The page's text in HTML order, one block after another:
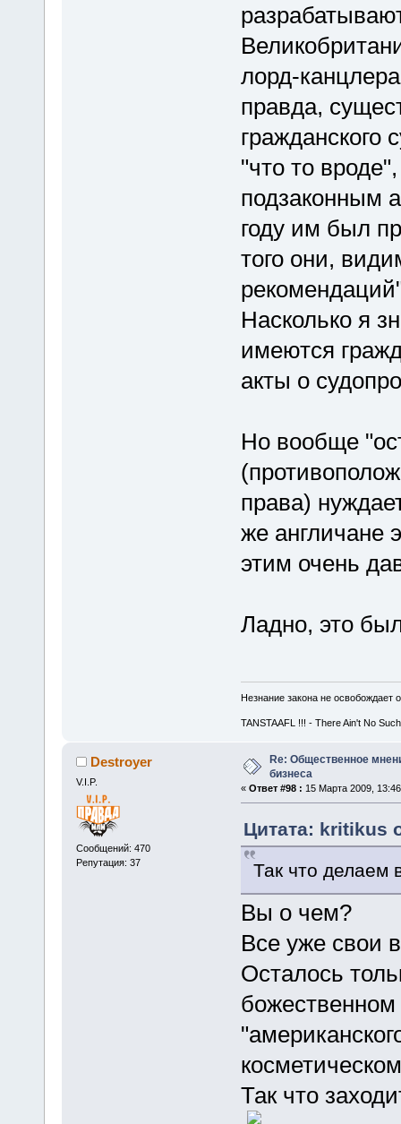
лорд-
правда,
гражданского
"что то
подзаконным
году им был
того они,
Насколько я
имеются
акты о
Но вообще
права)
же англичане
этим очень
Ладно, это
Незнание закона не освобождает
TANSTAAFL !!! - There Ain't No
Destroyer
V.I.P.
Сообщений: 470
Репутация: 37
Re: Общественное
бизнеса
« Ответ #98 : 15 Марта 2009,
Цитата: kritikus
Так что делаем
Вы о чем?
Все уже свои
Осталось
Так что